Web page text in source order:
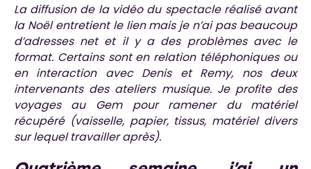
La diffusion de la vidéo du spectacle réalisé avant
la Noël entretient le lien mais je n’ai pas beaucoup
d’adresses net et il y a des problèmes avec le
format. Certains sont en relation téléphoniques ou
en interaction avec Denis et Remy, nos deux
intervenants des ateliers musique. Je profite des
voyages au Gem pour ramener du matériel
récupéré (vaisselle, papier, tissus, matériel divers
sur lequel travailler après).